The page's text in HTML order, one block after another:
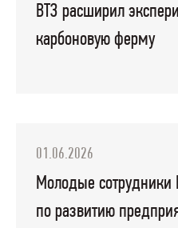
ВТЗ расширил
карбоновую ферму
01.06.2026
Молодые
по развитию